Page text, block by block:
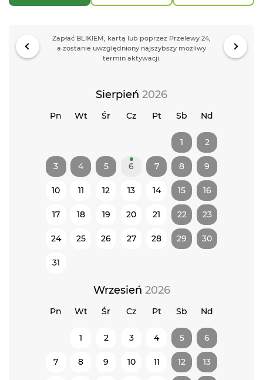
Zapłać BLIKIEM, kartą lub poprzez Przelewy 24,
a zostanie uwzględniony najszybszy możliwy
termin aktywacji.
Sierpień 2026
Pn Wt Śr Cz Pt Sb Nd
1 2
3 4 5 6 7 8 9
10 11 12 13 14 15 16
17 18 19 20 21 22 23
24 25 26 27 28 29 30
31
Wrzesień 2026
Pn Wt Śr Cz Pt Sb Nd
1 2 3 4 5 6
7 8 9 10 11 12 13